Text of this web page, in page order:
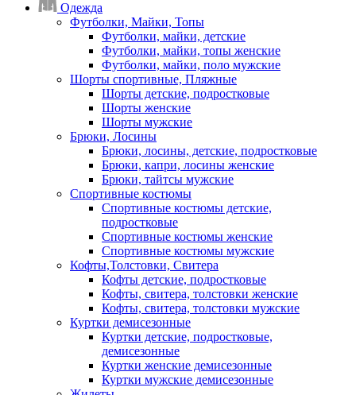
Одежда
Футболки, Майки, Топы
Футболки, майки, детские
Футболки, майки, топы женские
Футболки, майки, поло мужские
Шорты спортивные, Пляжные
Шорты детские, подростковые
Шорты женские
Шорты мужские
Брюки, Лосины
Брюки, лосины, детские, подростковые
Брюки, капри, лосины женские
Брюки, тайтсы мужские
Спортивные костюмы
Спортивные костюмы детские,
подростковые
Спортивные костюмы женские
Спортивные костюмы мужские
Кофты,Толстовки, Свитера
Кофты детские, подростковые
Кофты, свитера, толстовки женские
Кофты, свитера, толстовки мужские
Куртки демисезонные
Куртки детские, подростковые,
демисезонные
Куртки женские демисезонные
Куртки мужские демисезонные